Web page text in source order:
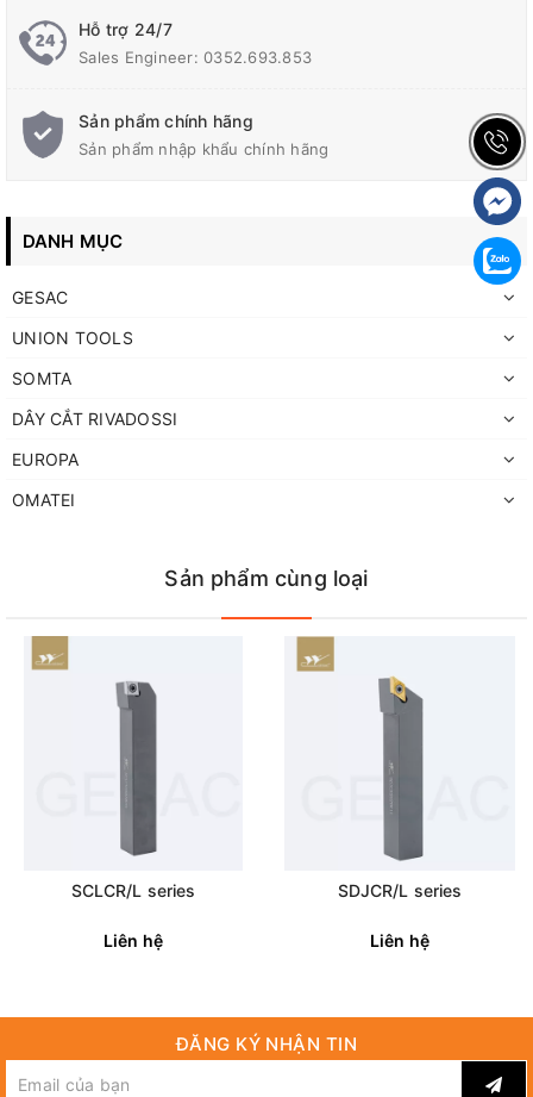
Hỗ trợ 24/7
Sales Engineer: 0352.693.853
Sản phẩm chính hãng
Sản phẩm nhập khẩu chính hãng
DANH MỤC
GESAC
UNION TOOLS
SOMTA
DÂY CẮT RIVADOSSI
EUROPA
OMATEI
Sản phẩm cùng loại
SCLCR/L series
Liên hệ
SDJCR/L series
Liên hệ
ĐĂNG KÝ NHẬN TIN